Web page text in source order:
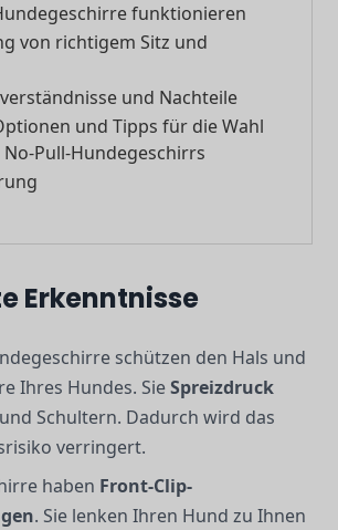
funktionieren
von richtigem Sitz und
und Nachteile
und Tipps für die Wahl
Pull-Hundegeschirrs
Erkenntnisse
schützen den Hals und
Ihres Hundes. SieSpreizdruck
Schultern. Dadurch wird das
verringert.
haben Front-Clip-
. Sie lenken Ihren Hund zu Ihnen